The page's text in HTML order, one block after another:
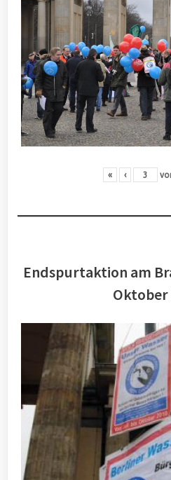
« ‹
Endspurtaktion am
Oktober